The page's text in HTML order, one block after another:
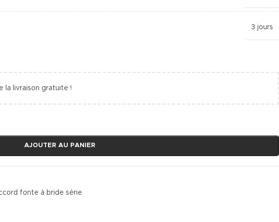
3 jours
la livraison gratuite !
AJOUTER AU PANIER
fonte à bride série